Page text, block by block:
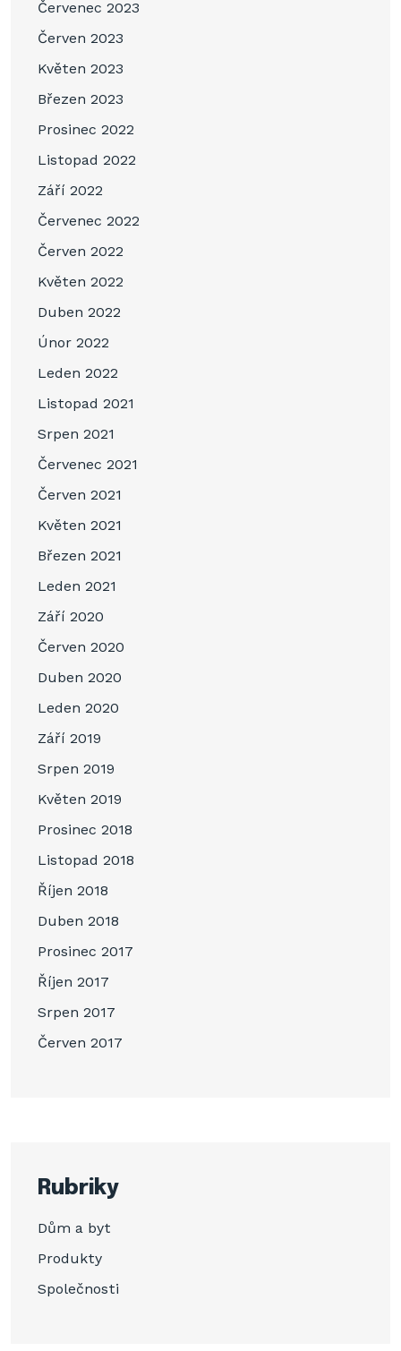
Červenec 2023
Červen 2023
Květen 2023
Březen 2023
Prosinec 2022
Listopad 2022
Září 2022
Červenec 2022
Červen 2022
Květen 2022
Duben 2022
Únor 2022
Leden 2022
Listopad 2021
Srpen 2021
Červenec 2021
Červen 2021
Květen 2021
Březen 2021
Leden 2021
Září 2020
Červen 2020
Duben 2020
Leden 2020
Září 2019
Srpen 2019
Květen 2019
Prosinec 2018
Listopad 2018
Říjen 2018
Duben 2018
Prosinec 2017
Říjen 2017
Srpen 2017
Červen 2017
Rubriky
Dům a byt
Produkty
Společnosti